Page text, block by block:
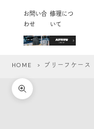
お問い合
わせ
修理につ
いて
HOME > ブリーフケース
ズームイン